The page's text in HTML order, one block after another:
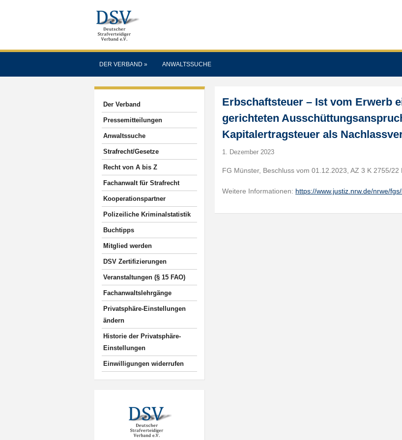
DER VERBAND » ANWALTSSUCHE
Der Verband
Pressemitteilungen
Anwaltssuche
Strafrecht/Gesetze
Recht von A bis Z
Fachanwalt für Strafrecht
Kooperationspartner
Polizeiliche Kriminalstatistik
Buchtipps
Mitglied werden
DSV Zertifizierungen
Veranstaltungen (§ 15 FAO)
Fachanwaltslehrgänge
Privatsphäre-Einstellungen
ändern
Historie der Privatsphäre-
Einstellungen
Einwilligungen widerrufen
Erbschaftsteuer – Ist vom Erwerb
gerichteten
Kapitalertragsteuer als
1. Dezember 2023
FG Münster, Beschluss vom 01.12.2023, AZ 3 K 2755/22
Weitere Informationen: https://www.justiz.nrw.de/nrwe/